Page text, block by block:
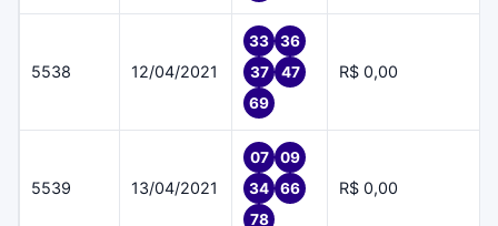
5538 12/04/2021
33
36
37
47
69
R$ 0,00
5539 13/04/2021
07
09
34
66
78
R$ 0,00